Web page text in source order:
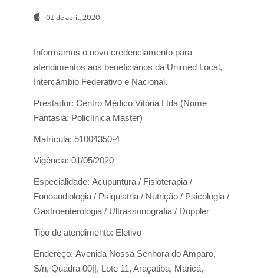
01 de abril, 2020
Informamos o novo credenciamento para
atendimentos aos beneficiários da Unimed Local,
Intercâmbio Federativo e Nacional.
Prestador: Centro Médico Vitória Ltda (Nome
Fantasia: Policlínica Master)
Matrícula: 51004350-4
Vigência: 01/05/2020
Especialidade: Acupuntura / Fisioterapia /
Fonoaudiologia / Psiquiatria / Nutrição / Psicologia /
Gastroenterologia / Ultrassonografia / Doppler
Tipo de atendimento: Eletivo
Endereço: Avenida Nossa Senhora do Amparo,
S/n, Quadra 00||, Lote 11, Araçatiba, Maricá,